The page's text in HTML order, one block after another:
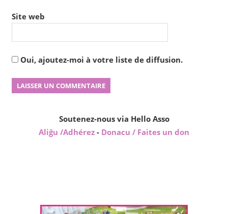
Site web
Oui, ajoutez-moi à votre liste de diffusion.
Soutenez-nous via Hello Asso
Aliĝu /Adhérez - Donacu / Faites un don